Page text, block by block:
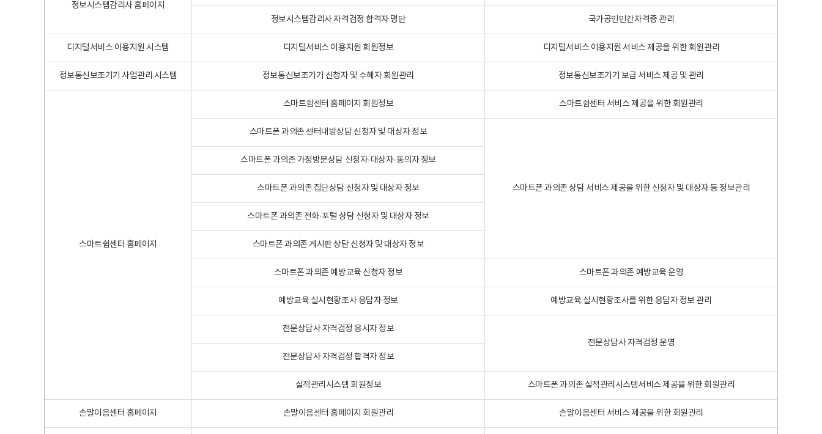
정보시스템감리사 홈페이지
정보시스템감리사 자격검정 합격자 명단 국가공인민간자격증 관리
디지털서비스 이용지원 시스템 디지털서비스 이용지원 회원정보 디지털서비스 이용지원 서비스 제공을 위한 회원관리
정보통신보조기기 사업관리 시스템 정보통신보조기기 신청자 및 수혜자 회원관리 정보통신보조기기 보급 서비스 제공 및 관리
스마트쉼센터 홈페이지
스마트쉼센터 홈페이지 회원정보 스마트쉼센터 서비스 제공을 위한 회원관리
스마트폰 과의존 센터내방상담 신청자 및 대상자 정보
스마트폰 과의존 상담 서비스 제공을 위한 신청자 및 대상자 등 정보관리
스마트폰 과의존 가정방문상담 신청자·대상자·동의자 정보
스마트폰 과의존 집단상담 신청자 및 대상자 정보
스마트폰 과의존 전화·포털 상담 신청자 및 대상자 정보
스마트폰 과의존 게시판 상담 신청자 및 대상자 정보
스마트폰 과의존 예방교육 신청자 정보 스마트폰 과의존 예방교육 운영
예방교육 실시현황조사 응답자 정보 예방교육 실시현황조사를 위한 응답자 정보 관리
전문상담사 자격검정 응시자 정보
전문상담사 자격검정 운영
전문상담사 자격검정 합격자 정보
실적관리시스템 회원정보 스마트폰 과의존 실적관리시스템서비스 제공을 위한 회원관리
손말이음센터 홈페이지 손말이음센터 홈페이지 회원관리 손말이음센터 서비스 제공을 위한 회원관리